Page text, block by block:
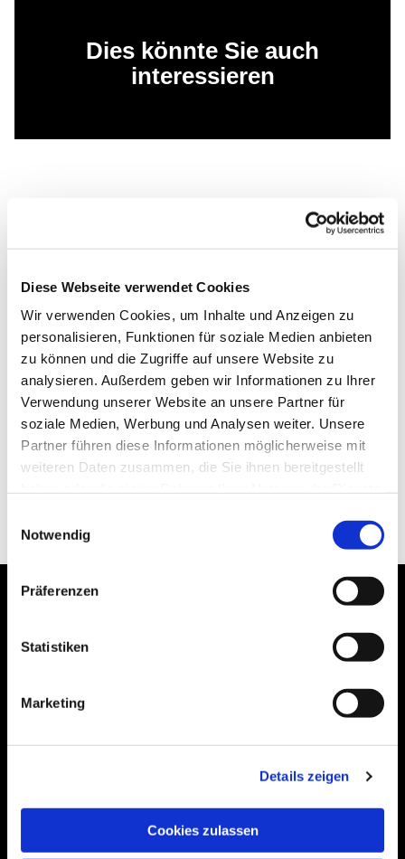
Diese Webseite verwendet Cookies
Wir verwenden Cookies, um Inhalte und Anzeigen zu
personalisieren, Funktionen für soziale Medien anbieten
zu können und die Zugriffe auf unsere Website zu
analysieren. Außerdem geben wir Informationen zu Ihrer
Verwendung unserer Website an unsere Partner für
soziale Medien, Werbung und Analysen weiter. Unsere
Partner führen diese Informationen möglicherweise mit
weiteren Daten zusammen, die Sie ihnen bereitgestellt
Notwendig
Präferenzen
Statistiken
Marketing
Details zeigen
Cookies zulassen
Dies könnte Sie auch
interessieren
Bitte akzeptieren Sie Marketing-Cookies,
Accept cookies